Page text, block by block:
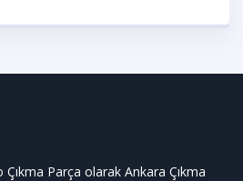
Parça olarak Ankara Çıkma